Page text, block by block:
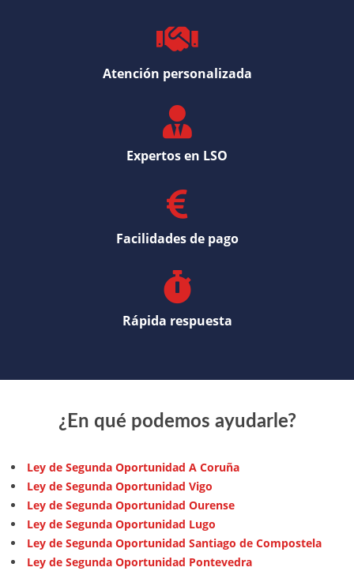
Atención personalizada
Expertos en LSO
Facilidades de pago
Rápida respuesta
¿En qué podemos ayudarle?
Ley de Segunda Oportunidad A Coruña
Ley de Segunda Oportunidad Vigo
Ley de Segunda Oportunidad Ourense
Ley de Segunda Oportunidad Lugo
Ley de Segunda Oportunidad Santiago de Compostela
Ley de Segunda Oportunidad Pontevedra